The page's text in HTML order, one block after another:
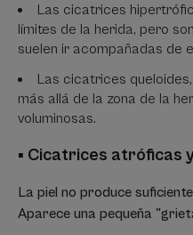
Las cicatrices
límites de la herida, pero
suelen ir acompañadas de
Las cicatrices
más allá de la zona de la
voluminosas.
▪ Cicatrices atróficas
La piel no produce
Aparece una pequeña